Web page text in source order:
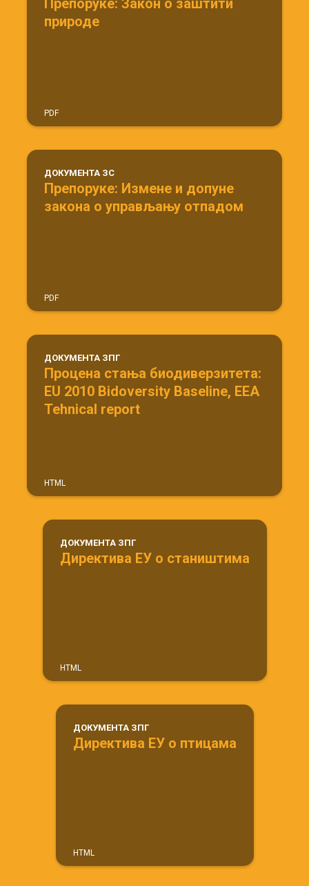
Препоруке: Закон о заштити
природе
PDF
ДОКУМЕНТА ЗС
Препоруке: Измене и допуне
закона о управљању отпадом
PDF
ДОКУМЕНТА ЗПГ
Процена стања биодиверзитета:
EU 2010 Bidoversity Baseline, EEA
Tehnical report
HTML
ДОКУМЕНТА ЗПГ
Директива ЕУ о стаништима
HTML
ДОКУМЕНТА ЗПГ
Директива ЕУ о птицама
HTML